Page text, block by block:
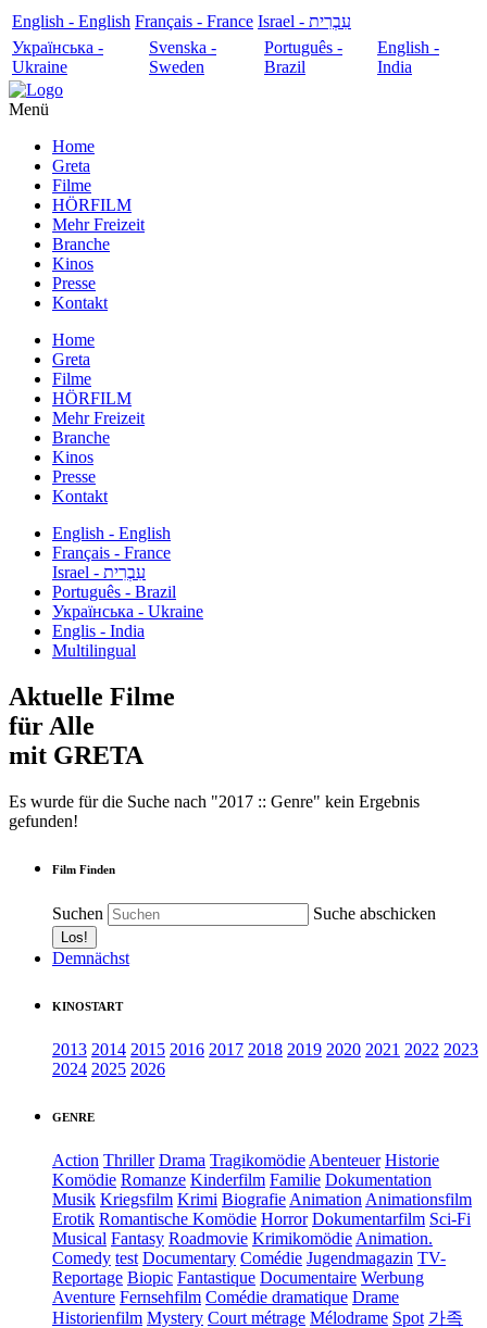
English - English Français - France
עִבְרִית - Israel
Українська -
Ukraine
Svenska -
Sweden
Português -
Brazil
English -
India
Menü
Home
Greta
Filme
HÖRFILM
Mehr Freizeit
Branche
Kinos
Presse
Kontakt
Home
Greta
Filme
HÖRFILM
Mehr Freizeit
Branche
Kinos
Presse
Kontakt
English - English
Français - France
עִבְרִית - Israel
Português - Brazil
Українська - Ukraine
Englis - India
Multilingual
Aktuelle Filme
für Alle
mit GRETA
Es wurde für die Suche nach "2017 :: Genre" kein Ergebnis
gefunden!
Film Finden
Suchen Suche abschicken
Demnächst
KINOSTART
2013 2014 2015 2016 2017 2018 2019 2020 2021 2022 2023
2024 2025 2026
GENRE
Action Thriller Drama Tragikomödie Abenteuer Historie
Komödie Romanze Kinderfilm Familie Dokumentation
Musik Kriegsfilm Krimi Biografie Animation Animationsfilm
Erotik Romantische Komödie Horror Dokumentarfilm Sci-Fi
Musical Fantasy Roadmovie Krimikomödie Animation.
Comedy test Documentary Comédie Jugendmagazin TV-
Reportage Biopic Fantastique Documentaire Werbung
Aventure Fernsehfilm Comédie dramatique Drame
Historienfilm Mystery Court métrage Mélodrame Spot 가족